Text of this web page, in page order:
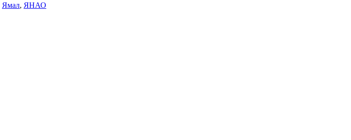
Ямал, ЯНАО